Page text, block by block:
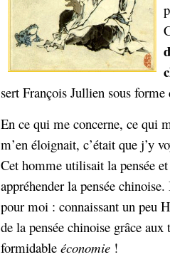
sert François Jullien sous
En ce qui me concerne, ce qui
m’en éloignait, c’était que j’y
Cet homme utilisait la pensée
appréhender la pensée
pour moi : connaissant un peu
de la pensée chinoise grâce
formidable économie !